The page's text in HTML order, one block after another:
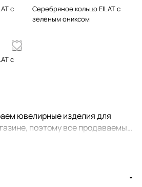
Серебряное кольцо EILAT с
зеленым ониксом
ювелирные изделия для
поэтому все продаваемые
шедевры ювелирного
ассортимент этих украшений
камнями, а